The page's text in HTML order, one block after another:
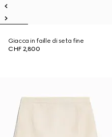
Giacca in faille di seta fine
CHF 2,800